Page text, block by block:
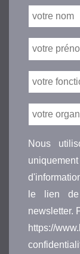
Nous
le lien de
newsletter.
https://